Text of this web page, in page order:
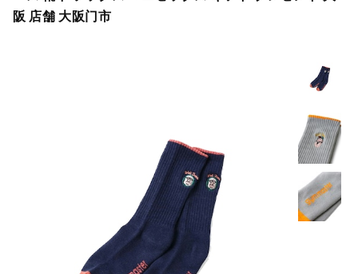
阪 店舗 大阪门市